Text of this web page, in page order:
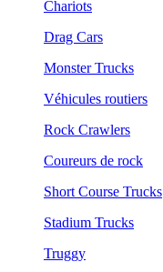
Chariots
Drag Cars
Monster Trucks
Véhicules routiers
Rock Crawlers
Coureurs de rock
Short Course Trucks
Stadium Trucks
Truggy